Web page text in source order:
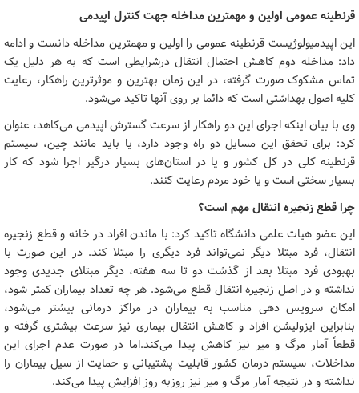
قرنطینه عمومی اولین و مهمترین مداخله جهت کنترل اپیدمی
این اپیدمیولوژیست قرنطینه عمومی را اولین و مهمترین مداخله دانست و ادامه
داد: مداخله دوم کاهش احتمال انتقال درشرایطی است که به هر دلیل یک
تماس مشکوک صورت گرفته، در این زمان بهترین و موثرترین راهکار، رعایت
کلیه اصول بهداشتی است که دائما بر روی آنها تاکید می‌شود.
وی با بیان اینکه اجرای این دو راهکار از سرعت گسترش اپیدمی می‌کاهد، عنوان
کرد: برای تحقق این مسایل دو راه وجود دارد، یا باید مانند چین، سیستم
قرنطینه کلی در کل کشور و یا در استان‌های بسیار درگیر اجرا شود که کار
بسیار سختی است و یا خود مردم رعایت کنند.
چرا قطع زنجیره انتقال مهم است؟
این عضو هیات علمی دانشگاه تاکید کرد: با ماندن افراد در خانه و قطع زنجیره
انتقال، فرد مبتلا دیگر نمی‌تواند فرد دیگری را مبتلا کند. در این صورت با
بهبودی فرد مبتلا بعد از گذشت دو تا سه هفته، دیگر مبتلای جدیدی وجود
نداشته و در اصل زنجیره انتقال قطع می‌شود. هر چه تعداد بیماران کمتر شود،
امکان سرویس دهی مناسب به بیماران در مراکز درمانی بیشتر می‌شود،
بنابراین ایزولیشن افراد و کاهش انتقال بیماری نیز سرعت بیشتری گرفته و
قطعاً آمار مرگ‌ و میر نیز کاهش پیدا می‌کند.اما در صورت عدم اجرای این
مداخلات، سیستم درمان کشور قابلیت پشتیبانی و حمایت از سیل بیماران را
نداشته و در نتیجه آمار مرگ و میر نیز روزبه روز افزایش پیدا می‌کند.